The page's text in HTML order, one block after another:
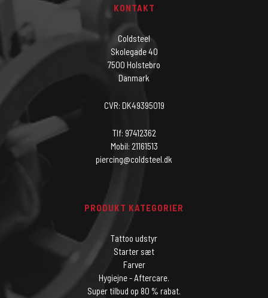
KONTAKT
Coldsteel
Skolegade 40
7500 Holstebro
Danmark
CVR: DK49395019
Tlf: 97412362
Mobil: 21161513
piercing@coldsteel.dk
PRODUKT KATEGORIER
Tattoo udstyr
Starter sæt
Farver
Hygiejne - Aftercare.
Super tilbud op 80 % rabat.